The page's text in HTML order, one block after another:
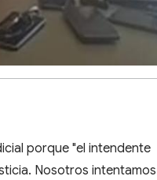
porque "el intendente
Nosotros intentamos